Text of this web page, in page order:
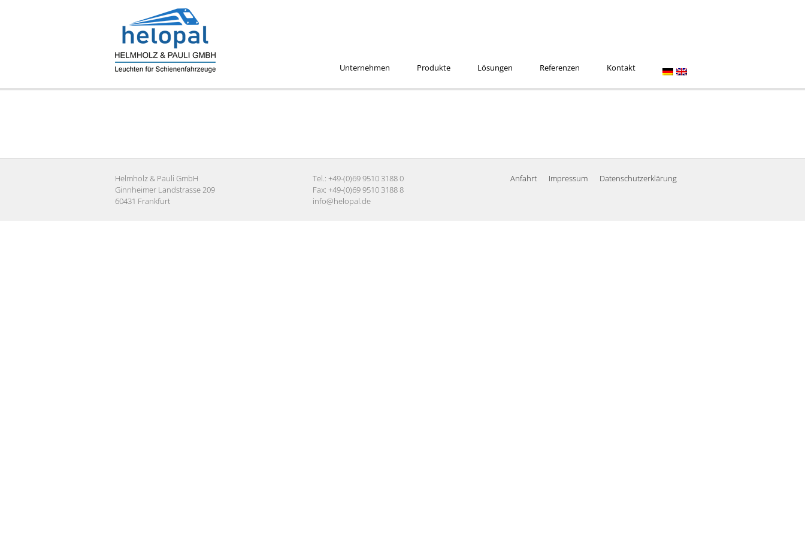
Unternehmen Produkte Lösungen Referenzen Kontakt
Helmholz & Pauli GmbH
Ginnheimer Landstrasse 209
60431 Frankfurt
Tel.: +49-(0)69 9510 3188 0
Fax: +49-(0)69 9510 3188 8
info@helopal.de
Anfahrt Impressum Datenschutzerklärung